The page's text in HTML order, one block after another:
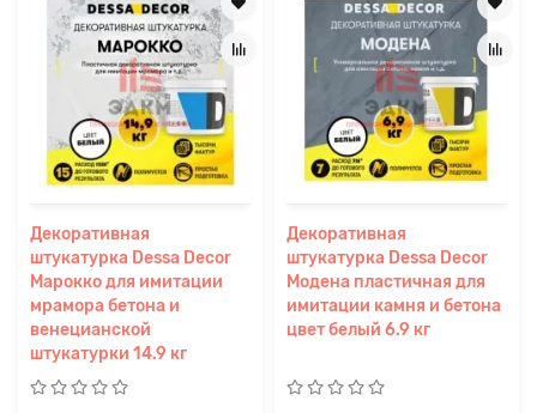
Декоративная
штукатурка Dessa Decor
Марокко для имитации
мрамора бетона и
венецианской
штукатурки 14.9 кг
Декоративная
штукатурка Dessa Decor
Модена пластичная для
имитации камня и бетона
цвет белый 6.9 кг